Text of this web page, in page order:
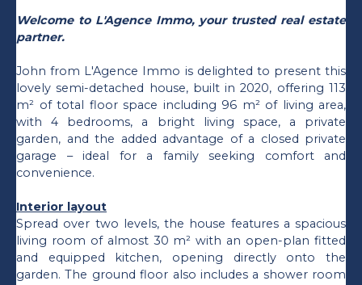
Welcome to L'Agence Immo, your trusted real estate
partner.
John from L'Agence Immo is delighted to present this
lovely semi-detached house, built in 2020, offering 113
m² of total floor space including 96 m² of living area,
with 4 bedrooms, a bright living space, a private
garden, and the added advantage of a closed private
garage – ideal for a family seeking comfort and
convenience.
Interior layout
Spread over two levels, the house features a spacious
living room of almost 30 m² with an open-plan fitted
and equipped kitchen, opening directly onto the
garden. The ground floor also includes a shower room